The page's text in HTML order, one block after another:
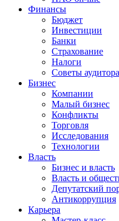
Финансы
Бюджет
Инвестиции
Банки
Страхование
Налоги
Советы аудитора
Бизнес
Компании
Малый бизнес
Конфликты
Торговля
Исследования
Технологии
Власть
Бизнес и власть
Власть и
Депутатский
Антикоррупция
Карьера